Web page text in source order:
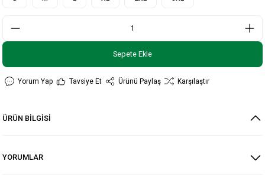
Sepete Ekle
Yorum Yap Tavsiye Et Ürünü Paylaş Karşılaştır
ÜRÜN BİLGİSİ
YORUMLAR